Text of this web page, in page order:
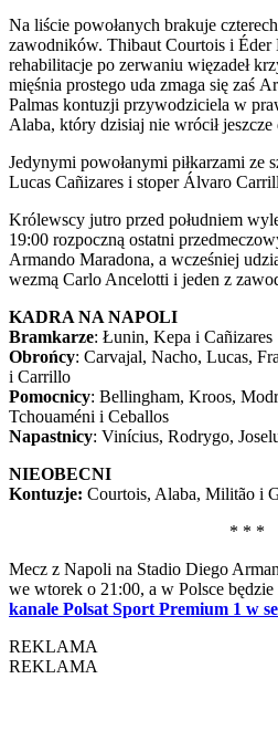
Na liście powołanych brakuje
zawodników. Thibaut Courtois i Éder
rehabilitacje po zerwaniu więzadeł
mięśnia prostego uda zmaga się zaś
Palmas kontuzji przywodziciela w
Alaba, który dzisiaj nie wrócił jeszcze
Jedynymi powołanymi piłkarzami ze
Lucas Cañizares i stoper Álvaro
Królewscy jutro przed południem
19:00 rozpoczną ostatni
Armando Maradona, a wcześniej
wezmą Carlo Ancelotti i jeden z
KADRA NA NAPOLI
Bramkarze: Łunin, Kepa i Cañizares
Obrońcy: Carvajal, Nacho, Lucas,
i Carrillo
Pomocnicy: Bellingham, Kroos,
Tchouaméni i Ceballos
Napastnicy: Vinícius, Rodrygo,
NIEOBECNI
Kontuzje: Courtois, Alaba, Militão i
* * *
Mecz z Napoli na Stadio Diego
we wtorek o 21:00, a w Polsce
kanale Polsat Sport Premium 1 w
REKLAMA
REKLAMA